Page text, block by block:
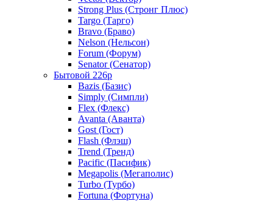
Strong Plus (Стронг Плюс)
Targo (Тарго)
Bravo (Браво)
Nelson (Нельсон)
Forum (Форум)
Senator (Сенатор)
Бытовой 226р
Bazis (Базис)
Simply (Симпли)
Flex (Флекс)
Avanta (Аванта)
Gost (Гост)
Flash (Флэш)
Trend (Тренд)
Pacific (Пасифик)
Megapolis (Мегаполис)
Turbo (Турбо)
Fortuna (Фортуна)